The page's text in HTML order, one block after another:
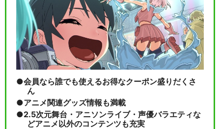
会員なら誰でも使えるお得なクーポン盛りだくさ
ん
アニメ関連グッズ情報も満載
2.5次元舞台・アニソンライブ・声優バラエティな
どアニメ以外のコンテンツも充実